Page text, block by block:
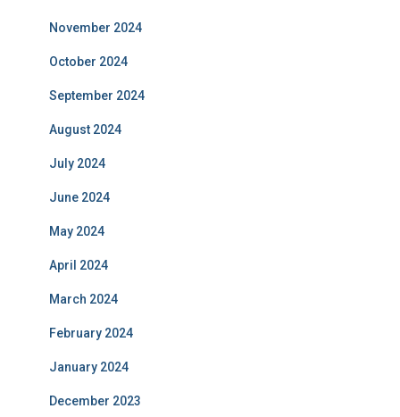
November 2024
October 2024
September 2024
August 2024
July 2024
June 2024
May 2024
April 2024
March 2024
February 2024
January 2024
December 2023